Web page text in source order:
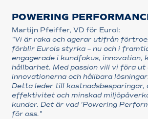
POWERING
Martijn Pfeiffer, VD för Eurol:
"Vi är raka och agerar utifrån
förblir Eurols styrka – nu och i
engagerade i kundfokus, innovation,
hållbarhet. Med passion vill vi föra ut
innovationerna och hållbara
Detta leder till kostnadsbesparingar,
effektivitet och minskad
kunder. Det är vad 'Powering
för oss."